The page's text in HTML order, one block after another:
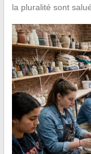
la pluralité sont